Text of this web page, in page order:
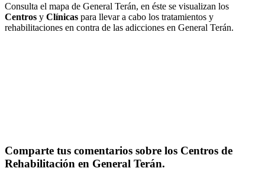
Consulta el mapa de General Terán, en éste se visualizan los
Centros y Clínicas para llevar a cabo los tratamientos y
rehabilitaciones en contra de las adicciones en General Terán.
Comparte tus comentarios sobre los Centros de
Rehabilitación en General Terán.